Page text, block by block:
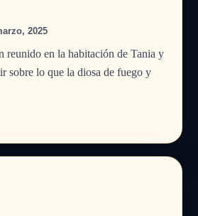
2025
reunido en la habitación de Tania y
sobre lo que la diosa de fuego y